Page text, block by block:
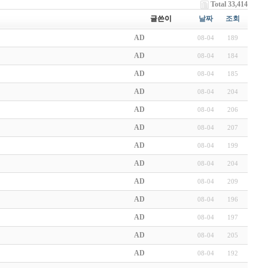
Total 33,414
글쓴이
날짜 조회
AD 08-04 189
AD 08-04 184
AD 08-04 185
AD 08-04 204
AD 08-04 206
AD 08-04 207
AD 08-04 199
AD 08-04 204
AD 08-04 209
AD 08-04 196
AD 08-04 197
AD 08-04 205
AD 08-04 192